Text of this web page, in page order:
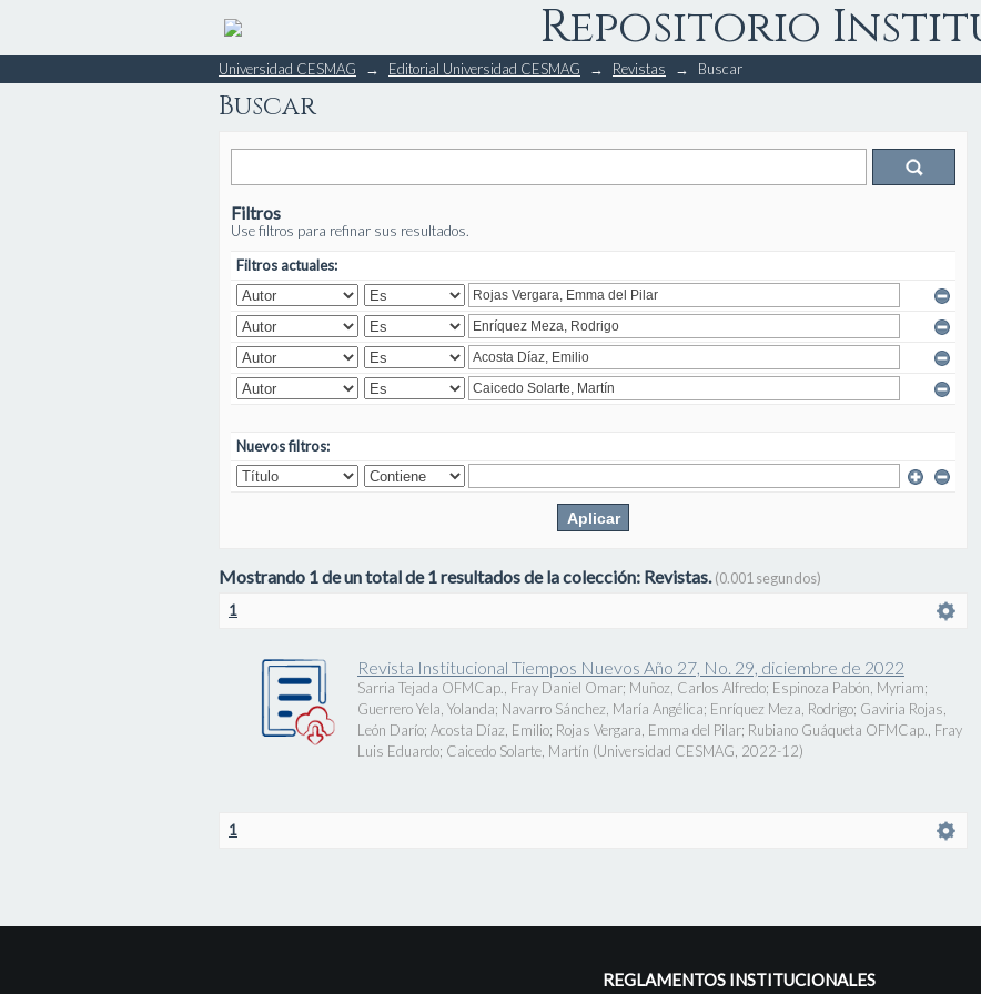
Repositorio
Buscar
Universidad CESMAG → Editorial Universidad CESMAG → Revistas → Buscar
Buscar
Filtros
Use filtros para refinar sus resultados.
Filtros actuales:
Nuevos filtros:
Mostrando 1 de un total de 1 resultados de la colección: Revistas.(0.001 segundos)
1
Revista Institucional Tiempos Nuevos Año 27, No. 29, diciembre de 2022
Sarria Tejada OFMCap., Fray Daniel Omar; Muñoz, Carlos Alfredo; Espinoza Pabón, Myriam;
Guerrero Yela, Yolanda; Navarro Sánchez, María Angélica; Enríquez Meza, Rodrigo; Gaviria Rojas,
León Darío; Acosta Díaz, Emilio; Rojas Vergara, Emma del Pilar; Rubiano Guáqueta OFMCap., Fray
Luis Eduardo; Caicedo Solarte, Martín (Universidad CESMAG 2022-12)
1
REGLAMENTOS INSTITUCIONALES